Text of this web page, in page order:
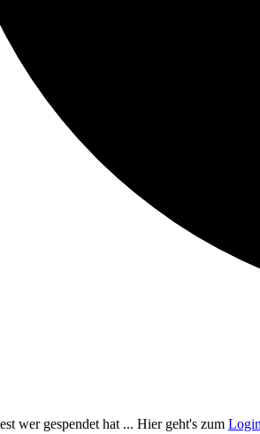
wer gespendet hat ... Hier geht's zum Login